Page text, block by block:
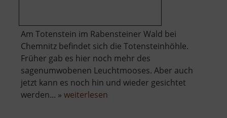
Am Totenstein im Rabensteiner Wald bei
Chemnitz befindet sich die Totensteinhöhle.
Früher gab es hier noch mehr des
sagenumwobenen Leuchtmooses. Aber auch
jetzt kann es noch hin und wieder gesichtet
werden... » weiterlesen